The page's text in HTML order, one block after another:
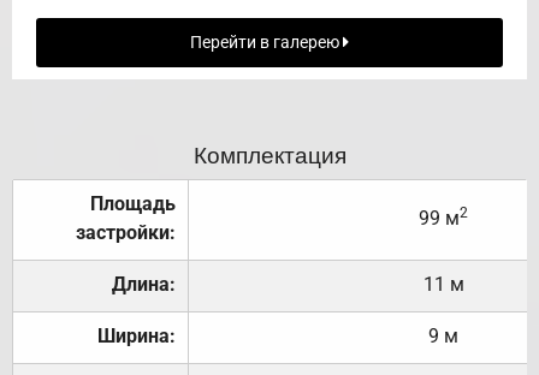
Перейти в галерею
Комплектация
Площадь
застройки:
99 м2
Длина: 11 м
Ширина: 9 м